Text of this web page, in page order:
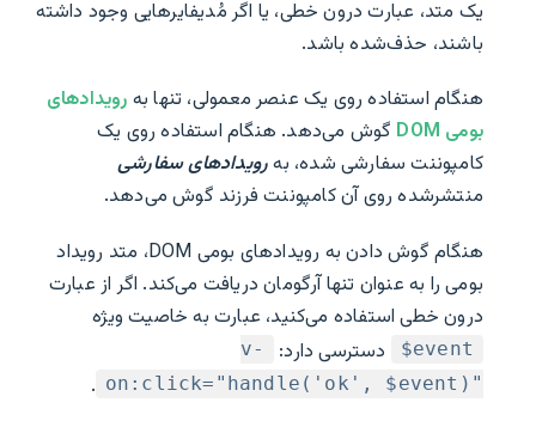
یک متد، عبارت درون ‌خطی، یا اگر مُدیفایرهایی وجود داشته
باشند، حذف‌شده باشد.
هنگام استفاده روی یک عنصر معمولی، تنها به رویدادهای
بومی DOM
گوش می‌دهد. هنگام استفاده روی یک
کامپوننت سفارشی شده، بهرویدادهای سفارشی
منتشرشده روی آن کامپوننت فرزند گوش می‌دهد.
هنگام گوش دادن به رویدادهای بومی DOM، متد رویداد
بومی را به عنوان تنها آرگومان دریافت می‌کند. اگر از عبارت
درون خطی استفاده می‌کنید، عبارت به خاصیت ویژه
‎$event دسترسی دارد:
v-
on:click="handle('ok', $event)"‎
.